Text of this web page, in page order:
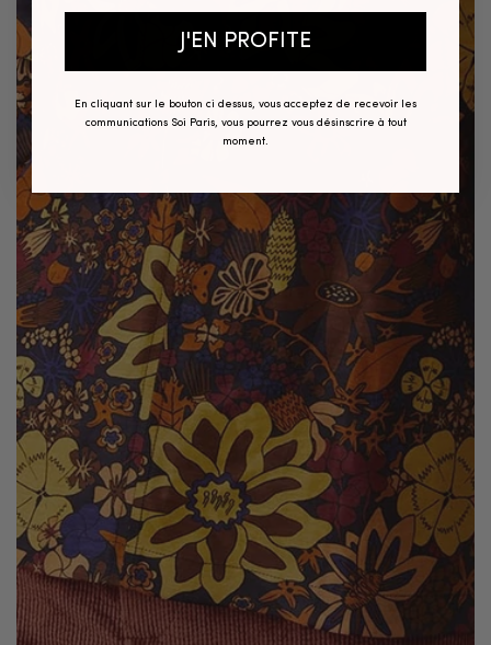
J'EN PROFITE
En cliquant sur le bouton ci dessus, vous acceptez de recevoir les
communications Soi Paris, vous pourrez vous désinscrire à tout
moment.